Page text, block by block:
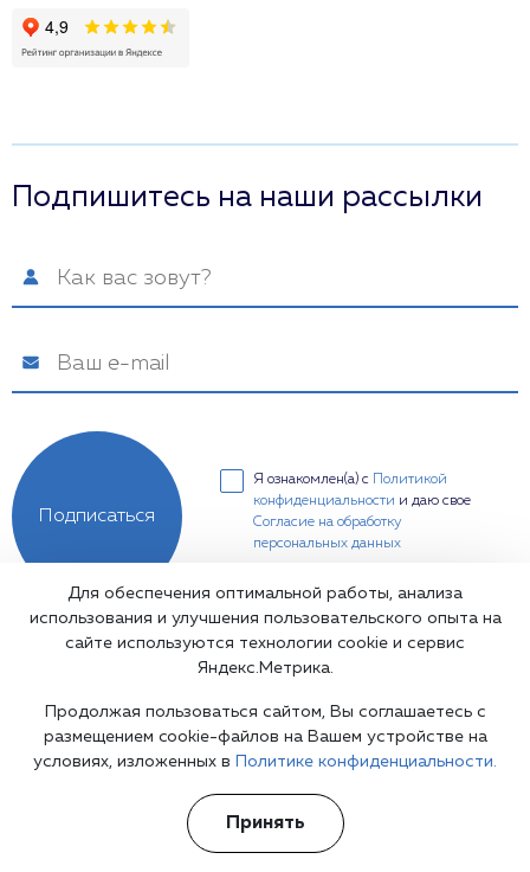
Подпишитесь на наши рассылки
Я ознакомлен(а) с
Политикой
конфиденциальности и даю свое
Согласие на обработку
персональных данных
Подписаться
Медицинская лицензия: Л041-01137-77/00334180
Основные реквизиты компании ООО "Медтайм"
Дата создания: 28.08.2018
Для обеспечения оптимальной работы, анализа
использования и улучшения пользовательского опыта на
сайте используются технологии cookie и сервис
Яндекс.Метрика.
Продолжая пользоваться сайтом, Вы соглашаетесь с
размещением cookie-файлов на Вашем устройстве на
условиях, изложенных в
Политике конфиденциальности.
Принять